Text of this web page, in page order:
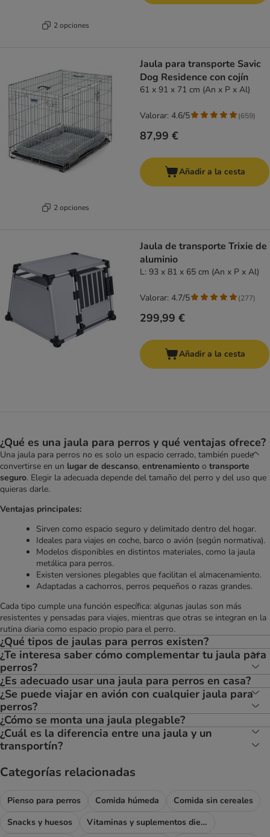
2 opciones
2 opciones
Jaula para transporte Savic
Dog Residence con cojín
61 x 91 x 71 cm (An x P x Al)
87,99 €
Valorar: 4.6/5 (659)
Añadir a la cesta
Jaula de transporte Trixie de
aluminio
L: 93 x 81 x 65 cm (An x P x Al)
299,99 €
Valorar: 4.7/5 (277)
Añadir a la cesta
¿Qué es una jaula para perros y qué ventajas ofrece?
Una jaula para perros no es solo un espacio cerrado, también puede
convertirse en un lugar de descanso, entrenamiento o transporte
seguro. Elegir la adecuada depende del tamaño del perro y del uso que
quieras darle.
Ventajas principales:
Sirven como espacio seguro y delimitado dentro del hogar.
Ideales para viajes en coche, barco o avión (según normativa).
Modelos disponibles en distintos materiales, como la jaula
metálica para perros.
Existen versiones plegables que facilitan el almacenamiento.
Adaptadas a cachorros, perros pequeños o razas grandes.
Cada tipo cumple una función específica: algunas jaulas son más
resistentes y pensadas para viajes, mientras que otras se integran en la
rutina diaria como espacio propio para el perro.
¿Qué tipos de jaulas para perros existen?
¿Te interesa saber cómo complementar tu jaula para
perros?
¿Es adecuado usar una jaula para perros en casa?
¿Se puede viajar en avión con cualquier jaula para
perros?
¿Cómo se monta una jaula plegable?
¿Cuál es la diferencia entre una jaula y un
transportín?
Categorías relacionadas
Pienso para perros Comida húmeda
Comida sin cereales
Snacks y huesos
Vitaminas y suplementos dietéticos